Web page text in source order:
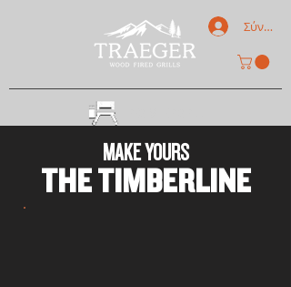
Σύνδεση
MAKE YOURS
THE TIMBERLINE